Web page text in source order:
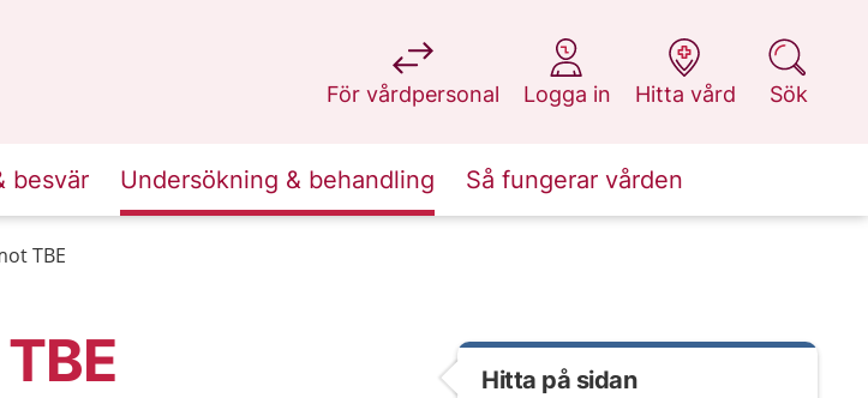
För vårdpersonal
på 1177.se
Logga in
på 1177.se
Hitta vård
på 1177.se
Sök
på 1177.se
besvär Undersökning & behandling Så fungerar vården
TBE
Hitta på sidan